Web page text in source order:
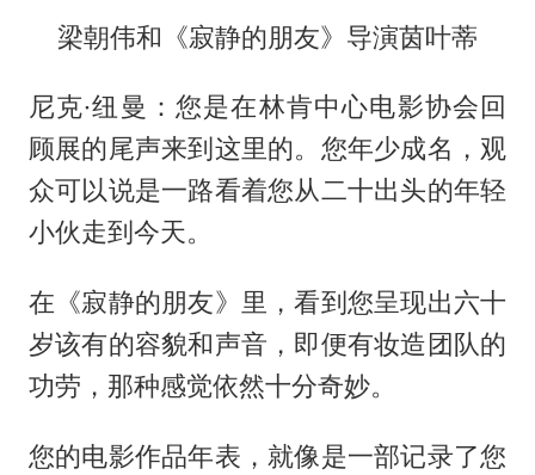
梁朝伟和《寂静的朋友》导演茵叶蒂
尼克·纽曼：您是在林肯中心电影协会回
顾展的尾声来到这里的。您年少成名，观
众可以说是一路看着您从二十出头的年轻
小伙走到今天。
在《寂静的朋友》里，看到您呈现出六十
岁该有的容貌和声音，即便有妆造团队的
功劳，那种感觉依然十分奇妙。
您的电影作品年表，就像是一部记录了您